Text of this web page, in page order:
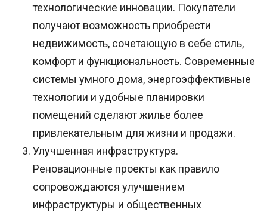
технологические инновации. Покупатели
получают возможность приобрести
недвижимость, сочетающую в себе стиль,
комфорт и функциональность. Современные
системы умного дома, энергоэффективные
технологии и удобные планировки
помещений сделают жилье более
привлекательным для жизни и продажи.
Улучшенная инфраструктура.
Реновационные проекты как правило
сопровождаются улучшением
инфраструктуры и общественных